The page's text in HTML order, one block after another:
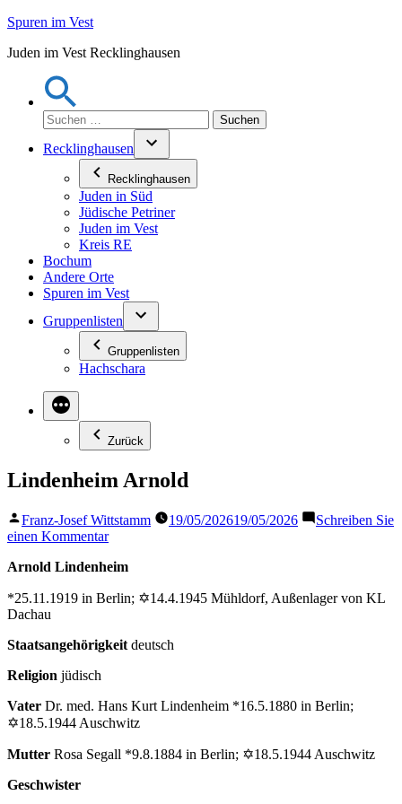
Zum
springen
Spuren im Vest
Juden im Vest Recklinghausen
Suchen
nach:
Recklinghausen
Recklinghausen
Juden in Süd
Jüdische Petriner
Juden im Vest
Kreis RE
Bochum
Andere Orte
Spuren im Vest
Gruppenlisten
Gruppenlisten
Hachschara
Zurück
Lindenheim Arnold
Veröffentlicht
von
Franz-Josef Wittstamm 19/05/202619/05/2026
Schreiben Sie
einen Kommentarzu
Arnold
Arnold Lindenheim
*25.11.1919 in Berlin; ✡14.4.1945 Mühldorf, Außenlager von KL
Dachau
Staatsangehörigkeit deutsch
Religion jüdisch
Vater Dr. med. Hans Kurt Lindenheim *16.5.1880 in Berlin;
✡18.5.1944 Auschwitz
Mutter Rosa Segall *9.8.1884 in Berlin; ✡18.5.1944 Auschwitz
Geschwister